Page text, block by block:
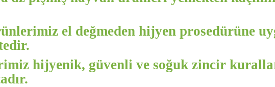
el değmeden hijyen prosedürüne
hijyenik, güvenli ve soğuk zincir